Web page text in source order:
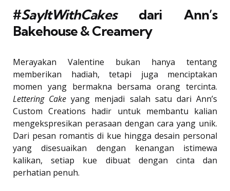
#SayItWithCakesdari Ann’s
Bakehouse & Creamery
Merayakan Valentine bukan hanya tentang
memberikan hadiah, tetapi juga menciptakan
momen yang bermakna bersama orang tercinta.
Lettering Cake yang menjadi salah satu dari Ann’s
Custom Creations hadir untuk membantu kalian
mengekspresikan perasaan dengan cara yang unik.
Dari pesan romantis di kue hingga desain personal
yang disesuaikan dengan kenangan istimewa
kalikan, setiap kue dibuat dengan cinta dan
perhatian penuh.